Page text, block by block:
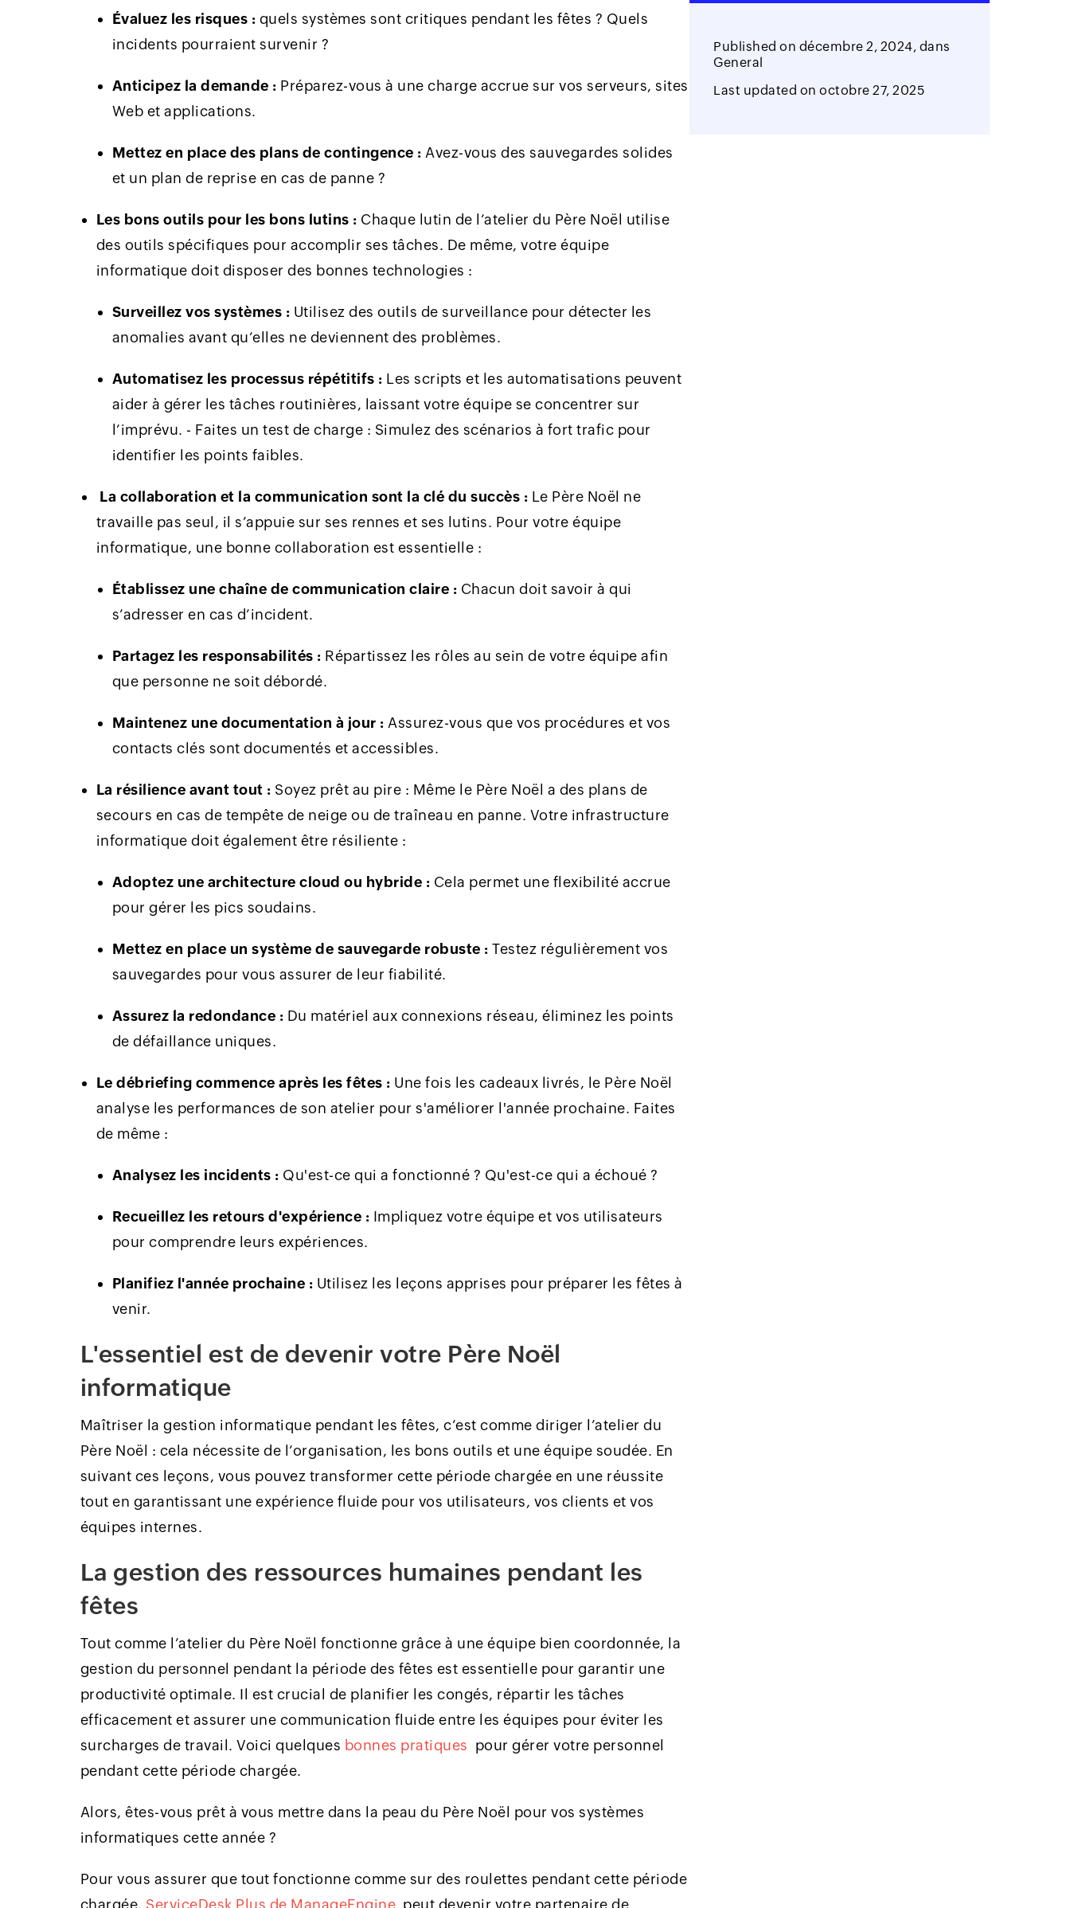
Évaluez les risques : quels systèmes sont critiques pendant les fêtes ? Quels
incidents pourraient survenir ?
Anticipez la demande : Préparez-vous à une charge accrue sur vos serveurs, sites
Web et applications.
Mettez en place des plans de contingence : Avez-vous des sauvegardes solides
et un plan de reprise en cas de panne ?
Les bons outils pour les bons lutins : Chaque lutin de l’atelier du Père Noël utilise
des outils spécifiques pour accomplir ses tâches. De même, votre équipe
informatique doit disposer des bonnes technologies :
Surveillez vos systèmes : Utilisez des outils de surveillance pour détecter les
anomalies avant qu’elles ne deviennent des problèmes.
Automatisez les processus répétitifs : Les scripts et les automatisations peuvent
aider à gérer les tâches routinières, laissant votre équipe se concentrer sur
l’imprévu. - Faites un test de charge : Simulez des scénarios à fort trafic pour
identifier les points faibles.
La collaboration et la communication sont la clé du succès : Le Père Noël ne
travaille pas seul, il s’appuie sur ses rennes et ses lutins. Pour votre équipe
informatique, une bonne collaboration est essentielle :
Établissez une chaîne de communication claire : Chacun doit savoir à qui
s’adresser en cas d’incident.
Partagez les responsabilités : Répartissez les rôles au sein de votre équipe afin
que personne ne soit débordé.
Maintenez une documentation à jour : Assurez-vous que vos procédures et vos
contacts clés sont documentés et accessibles.
La résilience avant tout : Soyez prêt au pire : Même le Père Noël a des plans de
secours en cas de tempête de neige ou de traîneau en panne. Votre infrastructure
informatique doit également être résiliente :
Adoptez une architecture cloud ou hybride : Cela permet une flexibilité accrue
pour gérer les pics soudains.
Mettez en place un système de sauvegarde robuste : Testez régulièrement vos
sauvegardes pour vous assurer de leur fiabilité.
Assurez la redondance : Du matériel aux connexions réseau, éliminez les points
de défaillance uniques.
Le débriefing commence après les fêtes : Une fois les cadeaux livrés, le Père Noël
analyse les performances de son atelier pour s'améliorer l'année prochaine. Faites
de même :
Analysez les incidents : Qu'est-ce qui a fonctionné ? Qu'est-ce qui a échoué ?
Recueillez les retours d'expérience : Impliquez votre équipe et vos utilisateurs
pour comprendre leurs expériences.
Planifiez l'année prochaine : Utilisez les leçons apprises pour préparer les fêtes à
venir.
L'essentiel est de devenir votre Père Noël
informatique
Maîtriser la gestion informatique pendant les fêtes, c’est comme diriger l’atelier du
Père Noël : cela nécessite de l’organisation, les bons outils et une équipe soudée. En
suivant ces leçons, vous pouvez transformer cette période chargée en une réussite
tout en garantissant une expérience fluide pour vos utilisateurs, vos clients et vos
équipes internes.
La gestion des ressources humaines pendant les
fêtes
Tout comme l’atelier du Père Noël fonctionne grâce à une équipe bien coordonnée, la
gestion du personnel pendant la période des fêtes est essentielle pour garantir une
productivité optimale. Il est crucial de planifier les congés, répartir les tâches
efficacement et assurer une communication fluide entre les équipes pour éviter les
surcharges de travail. Voici quelques bonnes pratiques pour gérer votre personnel
pendant cette période chargée.
Alors, êtes-vous prêt à vous mettre dans la peau du Père Noël pour vos systèmes
informatiques cette année ?
Pour vous assurer que tout fonctionne comme sur des roulettes pendant cette période
chargée, ServiceDesk Plus de ManageEngine peut devenir votre partenaire de
Published on décembre 2, 2024, dans
General
Last updated onoctobre 27, 2025